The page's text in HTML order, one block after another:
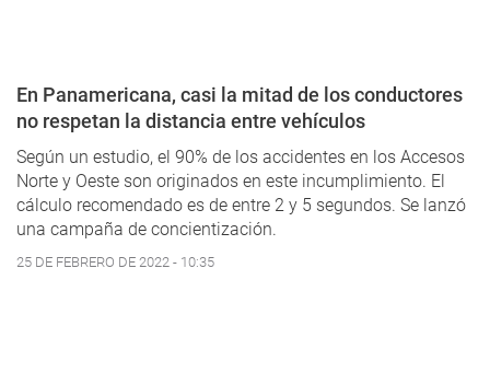
En Panamericana, casi la mitad de los conductores
no respetan la distancia entre vehículos
Según un estudio, el 90% de los accidentes en los Accesos
Norte y Oeste son originados en este incumplimiento. El
cálculo recomendado es de entre 2 y 5 segundos. Se lanzó
una campaña de concientización.
25 DE FEBRERO DE 2022 - 10:35